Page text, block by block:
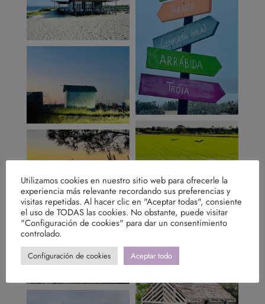
Utilizamos cookies en nuestro sitio web para ofrecerle la
experiencia más relevante recordando sus preferencias y
visitas repetidas. Al hacer clic en "Aceptar todas", consiente
el uso de TODAS las cookies. No obstante, puede visitar
"Configuración de cookies" para dar un consentimiento
controlado.
Configuración de cookies Aceptar todo